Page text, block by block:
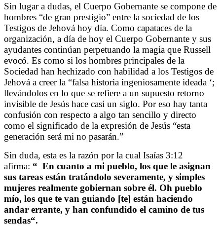
Sin lugar a dudas, el Cuerpo Gobernante se compone de
hombres “de gran prestigio” entre la sociedad de los
Testigos de Jehová hoy día. Como capataces de la
organización, a día de hoy el Cuerpo Gobernante y sus
ayudantes continúan perpetuando la magia que Russell
evocó. Es como si los hombres principales de la
Sociedad han hechizado con habilidad a los Testigos de
Jehová a creer la “falsa historia ingeniosamente ideada ‘;
llevándolos en lo que se refiere a un supuesto retorno
invisible de Jesús hace casi un siglo. Por eso hay tanta
confusión con respecto a algo tan sencillo y directo
como el significado de la expresión de Jesús “esta
generación será mi no pasarán.”
Sin duda, esta es la razón por la cual Isaías 3:12
afirma: “ En cuanto a mi pueblo, los que le asignan
sus tareas están tratándolo severamente, y simples
mujeres realmente gobiernan sobre él. Oh pueblo
mío, los que te van guiando [te] están haciendo
andar errante, y han confundido el camino de tus
sendas“.